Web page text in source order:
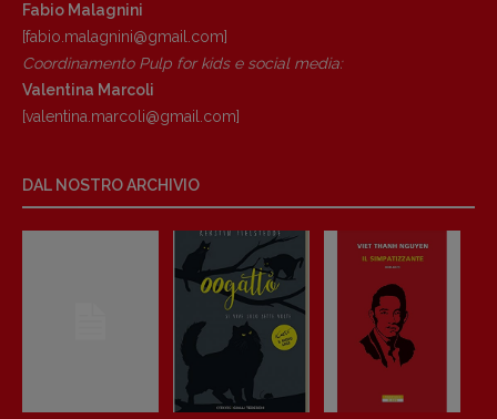
Fabio Malagnini
[fabio.malagnini@gmail. com]
Coordinamento Pulp for kids e social media:
Valentina Marcoli
[valentina.marcoli@gmail. com]
DAL NOSTRO ARCHIVIO